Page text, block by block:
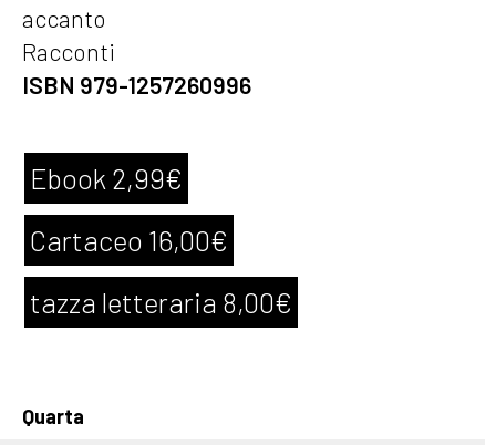
accanto
Racconti
ISBN 979-1257260996
Ebook 2,99€
Cartaceo 16,00€
tazza letteraria 8,00€
Quarta